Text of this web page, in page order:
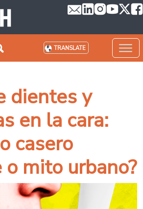
TRANSLATE
dientes y
en la cara:
casero
mito urbano?